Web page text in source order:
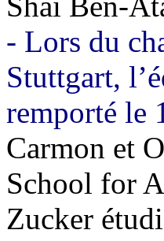
- Lors du
Stuttgart,
remporté le
Carmon et
School for
Zucker